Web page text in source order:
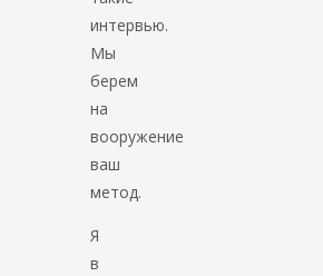
интервью.
Мы
берем
на
вооружение
ваш
метод.
Я
в